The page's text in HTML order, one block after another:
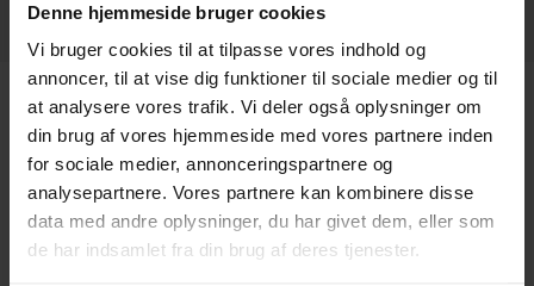
Denne hjemmeside bruger cookies
Vi bruger cookies til at tilpasse vores indhold og
annoncer, til at vise dig funktioner til sociale medier og til
at analysere vores trafik. Vi deler også oplysninger om
din brug af vores hjemmeside med vores partnere inden
for sociale medier, annonceringspartnere og
analysepartnere. Vores partnere kan kombinere disse
data med andre oplysninger, du har givet dem, eller som
de har indsamlet fra din brug af deres tjenester.
Praktiske Sider
Leveringsmuligheder
Betalingsmuligheder